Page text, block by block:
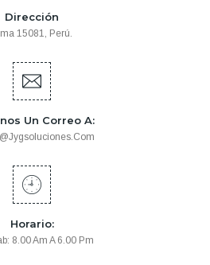
Dirección
15081, Perú.
Un Correo A:
Horario:
8.00 Am A 6.00 Pm